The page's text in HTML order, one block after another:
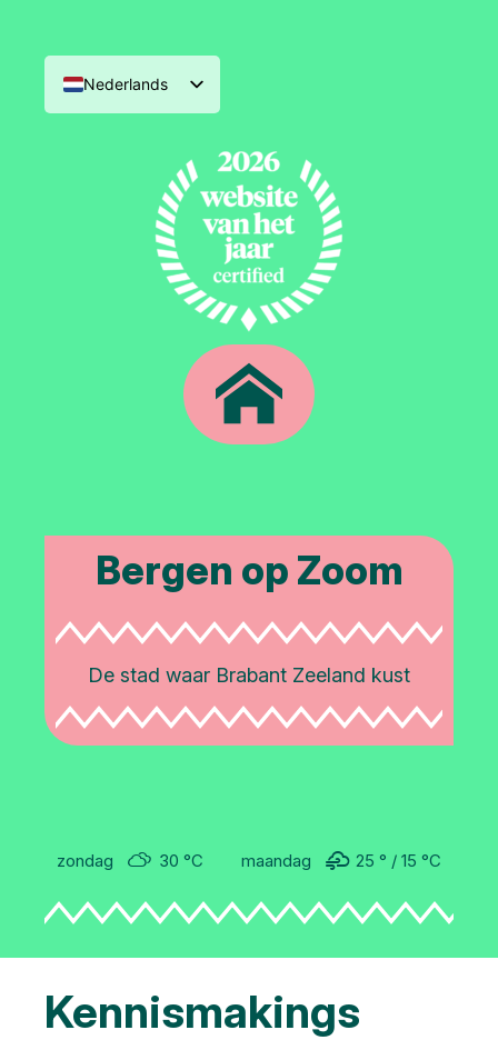
Nederlands
English (UK)
Bergen op Zoom
De stad waar Brabant Zeeland kust
zondag 30 °C maandag 25 ° 15 °C
Kennismakings